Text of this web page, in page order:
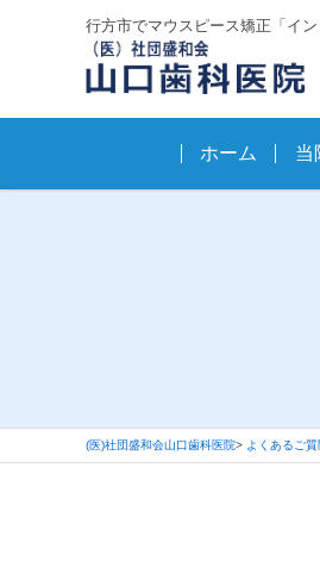
行方市でマウスピース矯正「イ
ホーム 当
(医)社団盛和会山口歯科医院 よくあるご質